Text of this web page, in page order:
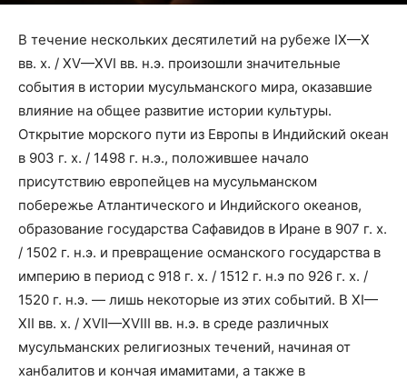
В течение нескольких десятилетий на рубеже IX—X
вв. х. / XV—XVI вв. н.э. произошли значительные
события в истории мусульманского мира, оказавшие
влияние на общее развитие истории культуры.
Открытие морского пути из Европы в Индийский океан
в 903 г. х. / 1498 г. н.э., положившее начало
присутствию европейцев на мусульманском
побережье Атлантического и Индийского океанов,
образование государства Сафавидов в Иране в 907 г. х.
/ 1502 г. н.э. и превращение османского государства в
империю в период с 918 г. х. / 1512 г. н.э по 926 г. х. /
1520 г. н.э. — лишь некоторые из этих событий. В XI—
XII вв. х. / XVII—XVIII вв. н.э. в среде различных
мусульманских религиозных течений, начиная от
ханбалитов и кончая имамитами, а также в